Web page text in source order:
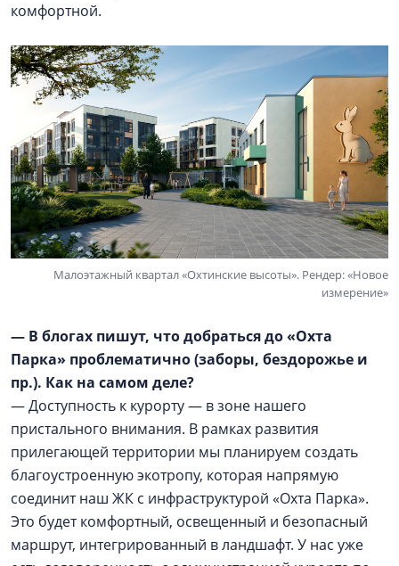
комфортной.
Малоэтажный квартал «Охтинские высоты». Рендер: «Новое
измерение»
— В блогах пишут, что добраться до «Охта
Парка» проблематично (заборы, бездорожье и
пр.). Как на самом деле?
— Доступность к курорту — в зоне нашего
пристального внимания. В рамках развития
прилегающей территории мы планируем создать
благоустроенную экотропу, которая напрямую
соединит наш ЖК с инфраструктурой «Охта Парка».
Это будет комфортный, освещенный и безопасный
маршрут, интегрированный в ландшафт. У нас уже